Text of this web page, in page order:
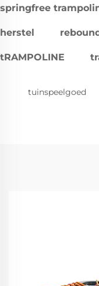
springfree
herstel
tRAMPOLINE
tuinspeelgoed